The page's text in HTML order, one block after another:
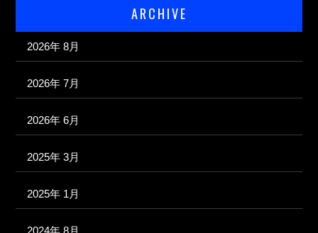
ARCHIVE
2026年 8月
2026年 7月
2026年 6月
2025年 3月
2025年 1月
2024年 8月